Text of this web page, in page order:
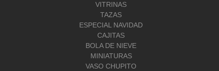
VITRINAS
TAZAS
ESPECIAL NAVIDAD
CAJITAS
BOLA DE NIEVE
MINIATURAS
VASO CHUPITO